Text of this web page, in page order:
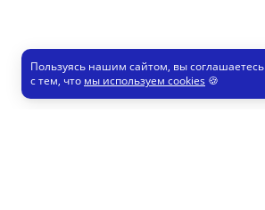
Пользуясь нашим сайтом, вы соглашаетесь
с тем, что мы используем cookies 🍪